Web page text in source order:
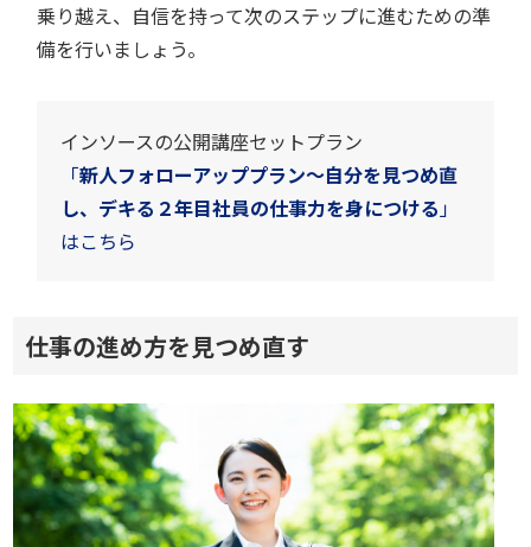
乗り越え、自信を持って次のステップに進むための準
備を行いましょう。
インソースの公開講座セットプラン
「新人フォローアッププラン～自分を見つめ直
し、デキる２年目社員の仕事力を身につける」
はこちら
仕事の進め方を見つめ直す